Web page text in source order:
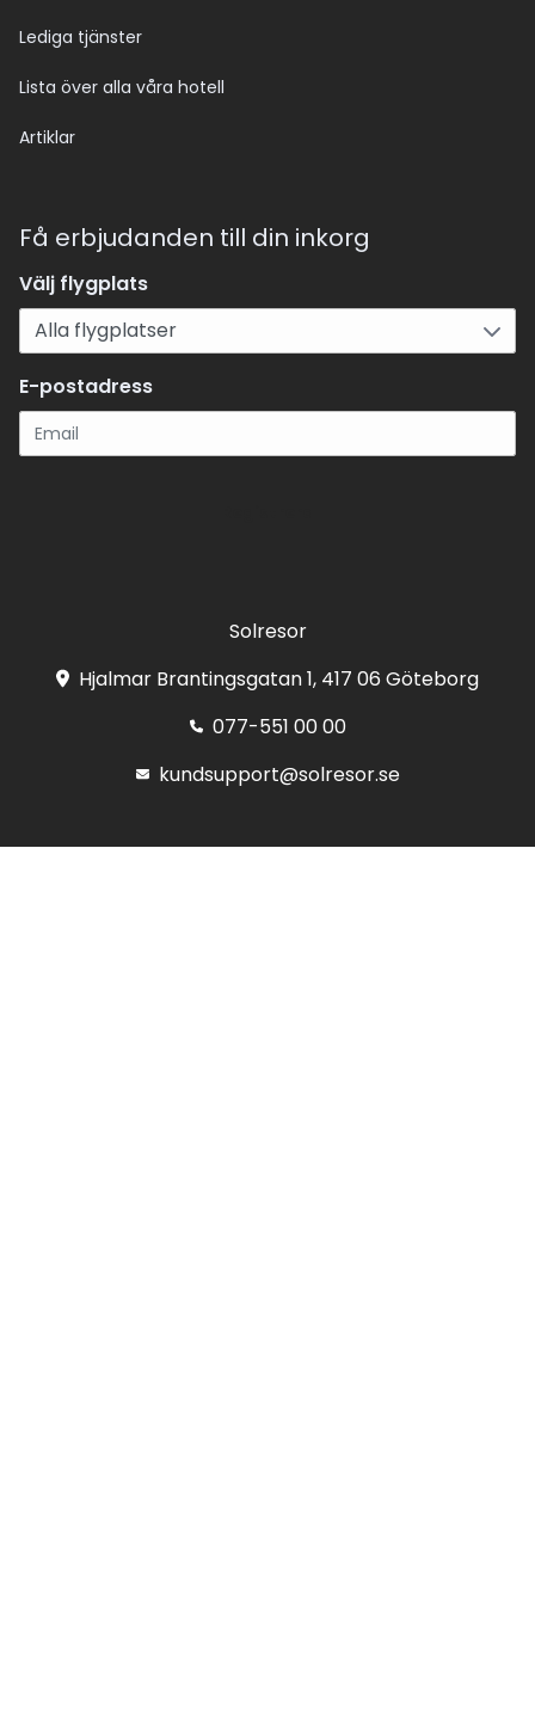
Lediga tjänster
Lista över alla våra hotell
Artiklar
Få erbjudanden till din inkorg
Välj flygplats
E-postadress
Solresor
Hjalmar Brantingsgatan 1, 417 06 Göteborg
077-551 00 00
kundsupport@solresor.se